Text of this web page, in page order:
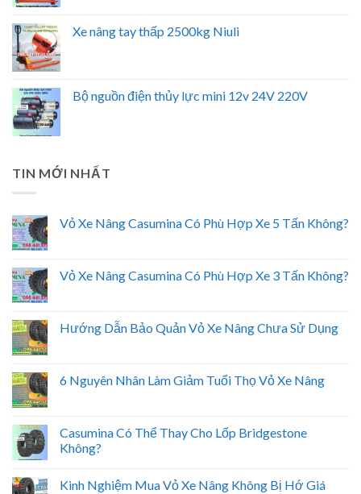
Xe nâng tay thấp 2500kg Niuli
Bộ nguồn điện thủy lực mini 12v 24V 220V
TIN MỚI NHẤT
Vỏ Xe Nâng Casumina Có Phù Hợp Xe 5 Tấn Không?
Vỏ Xe Nâng Casumina Có Phù Hợp Xe 3 Tấn Không?
Hướng Dẫn Bảo Quản Vỏ Xe Nâng Chưa Sử Dụng
6 Nguyên Nhân Làm Giảm Tuổi Thọ Vỏ Xe Nâng
Casumina Có Thể Thay Cho Lốp Bridgestone
Không?
Kinh Nghiệm Mua Vỏ Xe Nâng Không Bị Hớ Giá